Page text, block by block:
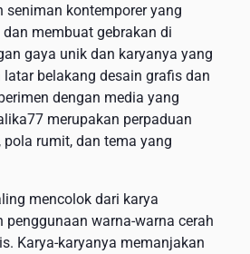
kontemporer yang
membuat gebrakan di
gaya unik dan karyanya yang
latar belakang desain grafis dan
dengan media yang
merupakan perpaduan
rumit, dan tema yang
mencolok dari karya
warna-warna cerah
Karya-karyanya memanjakan